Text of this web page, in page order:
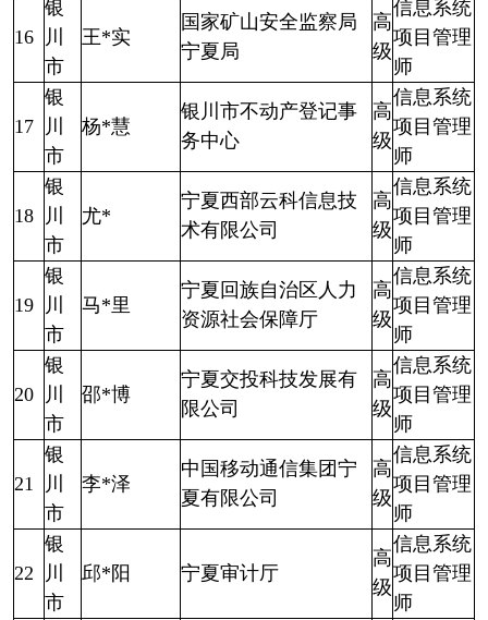
16
银
川
市
王*实
国家矿山安全监察局
宁夏局
高
级
信息系统
项目管理
师
17
银
川
市
杨*慧
银川市不动产登记事
务中心
高
级
信息系统
项目管理
师
18
银
川
市
尤*
宁夏西部云科信息技
术有限公司
高
级
信息系统
项目管理
师
19
银
川
市
马*里
宁夏回族自治区人力
资源社会保障厅
高
级
信息系统
项目管理
师
20
银
川
市
邵*博
宁夏交投科技发展有
限公司
高
级
信息系统
项目管理
师
21
银
川
市
李*泽
中国移动通信集团宁
夏有限公司
高
级
信息系统
项目管理
师
22
银
川
市
邱*阳 宁夏审计厅
高
级
信息系统
项目管理
师